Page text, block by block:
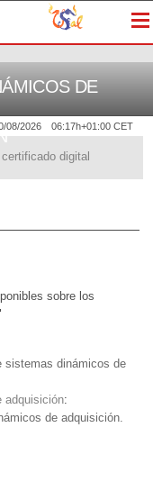
08/2026 06:17h+01:00 CET
digital
DE
sobre los
sistemas dinámicos de
adquisición:
de adquisición.